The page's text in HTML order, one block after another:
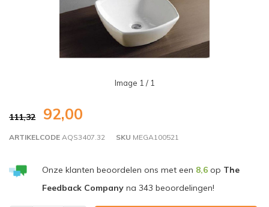
Image 1 / 1
111,32 92,00
ARTIKELCODE AQS3407.32 SKU MEGA100521
Onze klanten beoordelen ons met een 8,6op The
Feedback Companyna 343 beoordelingen!